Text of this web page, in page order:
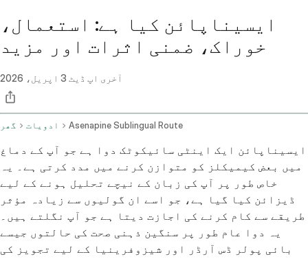
ایسیناپائن کیا ہے: استعمال،
خوراک، ضمنی اثرات اور مزید
آخری اپ ڈیٹ 3 اپریل، 2026
گھر ادویات Asenapine Sublingual Route
ایسیناپائن ایک اینٹی سائیکوٹک دوا ہے جو آپ کے دماغ
میں بعض کیمیکلز کو متوازن کرنے میں مدد کرتی ہے۔ یہ
خاص طور پر آپ کی زبان کے نیچے تحلیل ہونے کے لیے
ڈیزائن کیا گیا ہے، جو اسے ان گولیوں سے زیادہ مؤثر
طریقے سے کام کرنے کی اجازت دیتا ہے جو آپ نگلتے ہیں۔
یہ دوا عام طور پر سنگین ذہنی صحت کی حالتوں جیسے
بائی پولر ڈس آرڈر اور شیزوفرینیا کے لیے تجویز کی